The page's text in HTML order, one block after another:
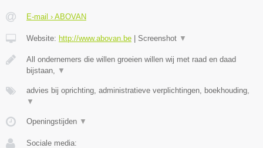
E-mail › ABOVAN
Website: http://www.abovan.be | Screenshot ▼
All ondernemers die willen groeien willen wij met raad en daad
bijstaan,
▼
advies bij oprichting, administratieve verplichtingen, boekhouding,
▼
Openingstijden ▼
Sociale media: